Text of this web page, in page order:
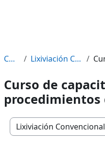
Cursos Lixiviación Convencional
Curso de
procedimientos
Categorías